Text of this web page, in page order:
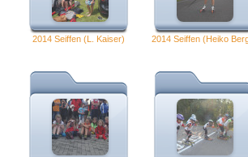
2014 Seiffen (L. Kaiser) 2014 Seiffen (Heiko